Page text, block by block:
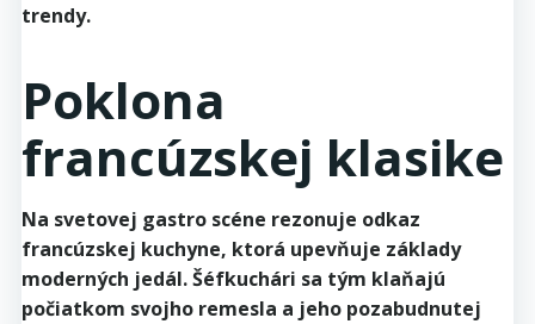
trendy.
Poklona
francúzskej klasike
Na svetovej gastro scéne rezonuje odkaz
francúzskej kuchyne, ktorá upevňuje základy
moderných jedál. Šéfkuchári sa tým klaňajú
počiatkom svojho remesla a jeho pozabudnutej